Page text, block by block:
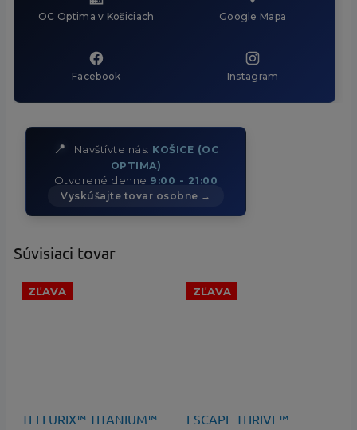
OC Optima v Košiciach Google Mapa
Facebook Instagram
📍 Navštívte nás: KOŠICE (OC
OPTIMA)
Otvorené denne 9:00 - 21:00
Vyskúšajte tovar osobne →
Súvisiaci tovar
ZĽAVA
TELLURIX™ TITANIUM™
ZĽAVA
ESCAPE THRIVE™